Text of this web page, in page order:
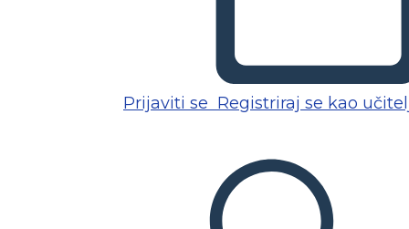
Prijaviti se Registriraj se kao